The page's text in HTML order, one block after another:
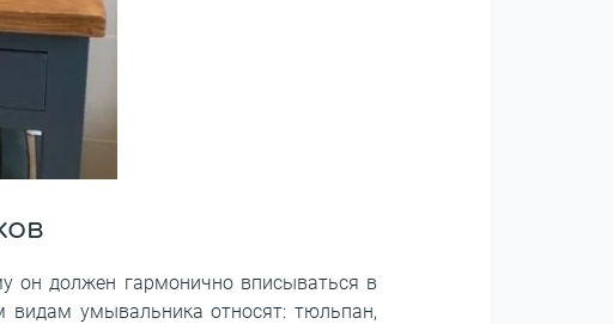
он должен гармонично вписываться в
умывальника относят: тюльпан,